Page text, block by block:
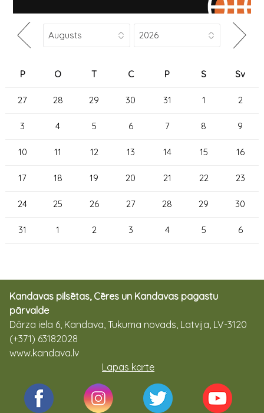
P O T C P S Sv
27 28 29 30 31 1 2
3 4 5 6 7 8 9
10 11 12 13 14 15 16
17 18 19 20 21 22 23
24 25 26 27 28 29 30
31 1 2 3 4 5 6
Kandavas pilsētas, Cēres un Kandavas pagastu
pārvalde
Dārza iela 6, Kandava, Tukuma novads, Latvija, LV-3120
(+371) 63182028
www.kandava.lv
Lapas karte